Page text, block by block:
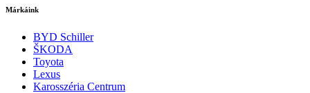
Márkáink
BYD Schiller
ŠKODA
Toyota
Lexus
Karosszéria Centrum